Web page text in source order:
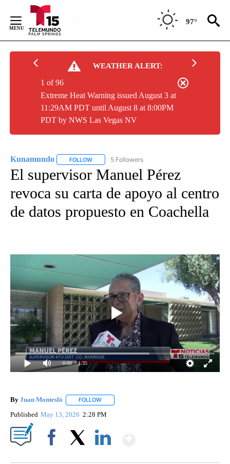
Content
97°
WEATHER ALERT:
Extreme Heat Warning issued August 3 at
11:29AM PDT until August 8 at 8:00PM
PDT by NWS Las Vegas NV
1 of 96
Kunamundo FOLLOW FOLLOW "KUNAMUNDO" TO RECEIVE
5 Followers
El supervisor Manuel Pérez
revoca su carta de apoyo al centro
de datos propuesto en Coachella
0:00 / 1:35
By Juan Montesló FOLLOW
Published May 13, 2026 2:28 PM